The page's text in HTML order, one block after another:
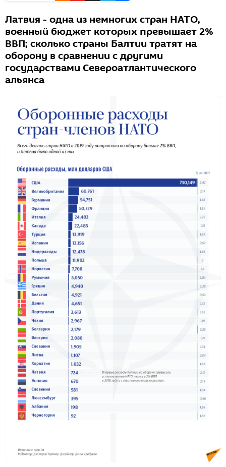
Латвия - одна из немногих стран НАТО,
военный бюджет которых превышает 2%
ВВП; сколько страны Балтии тратят на
оборону в сравнении с другими
государствами Североатлантического
альянса